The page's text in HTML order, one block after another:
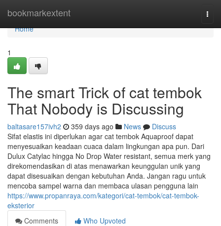
bookmarkextent
Home
Home
1
The smart Trick of cat tembok
That Nobody is Discussing
baltasare157ivh2 359 days ago News
Discuss
Sifat elastis ini diperlukan agar cat tembok Aquaproof dapat
menyesuaikan keadaan cuaca dalam lingkungan apa pun. Dari
Dulux Catylac hingga No Drop Water resistant, semua merk yang
direkomendasikan di atas menawarkan keunggulan unik yang
dapat disesuaikan dengan kebutuhan Anda. Jangan ragu untuk
mencoba sampel warna dan membaca ulasan pengguna lain
https://www.propanraya.com/kategori/cat-tembok/cat-tembok-
eksterior
Comments
Who Upvoted